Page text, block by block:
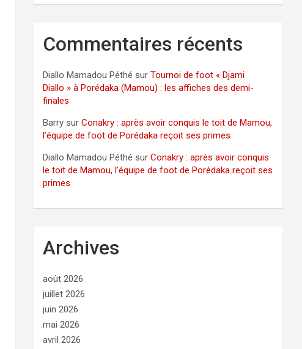
Commentaires récents
Diallo Mamadou Péthé surTournoi de foot « Djami
Diallo » à Porédaka (Mamou) : les affiches des demi-
finales
Barry surConakry : après avoir conquis le toit de Mamou,
l’équipe de foot de Porédaka reçoit ses primes
Diallo Mamadou Péthé surConakry : après avoir conquis
le toit de Mamou, l’équipe de foot de Porédaka reçoit ses
primes
Archives
août 2026
juillet 2026
juin 2026
mai 2026
avril 2026